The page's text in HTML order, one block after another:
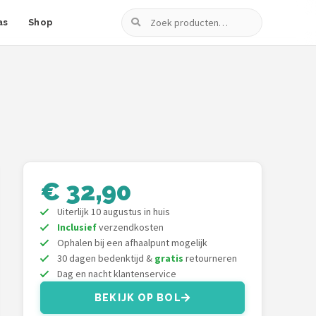
Shop Zoeken
€ 32,90
Uiterlijk 10 augustus in huis
Inclusiefverzendkosten
Ophalen bij een afhaalpunt mogelijk
30 dagen bedenktijd & gratis retourneren
Dag en nacht klantenservice
BEKIJK OP BOL